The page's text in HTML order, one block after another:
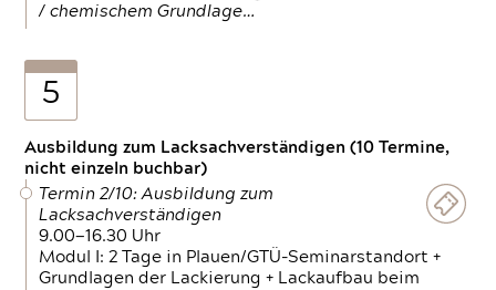
/ chemischem Grundlage…
5
Ausbildung zum Lacksachverständigen (10 Termine,
nicht einzeln buchbar)
Termin 2/10: Ausbildung zum
Lacksachverständigen
9.00—16.30 Uhr
Modul I: 2 Tage in Plauen/GTÜ-Seminarstandort +
Grundlagen der Lackierung + Lackaufbau beim